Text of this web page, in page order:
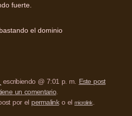
fuerte.
el dominio
escribiendo @ 7:01 p. m. Este post
un comentario.
por el permalinko el microlink